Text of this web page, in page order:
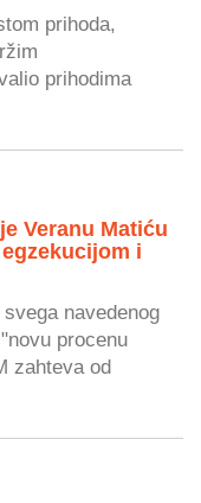
prihoda,
prihodima
Veranu Matiću
i
navedenog
procenu
zahteva od